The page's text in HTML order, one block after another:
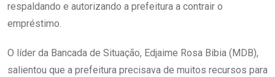
respaldando e autorizando a prefeitura a contrair o
empréstimo.
O líder da Bancada de Situação, Edjaime Rosa Bibia (MDB),
salientou que a prefeitura precisava de muitos recursos para